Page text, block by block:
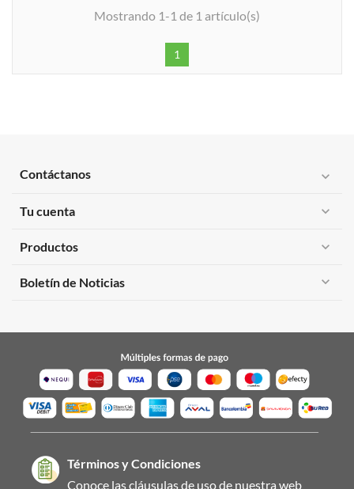
Mostrando 1-1 de 1 artículo(s)
1
Contáctanos expand_more
Tu cuenta expand_more
Productos expand_more
Boletín de Noticias expand_more
Términos y Condiciones
Conoce las cláusulas de uso de nuestra web